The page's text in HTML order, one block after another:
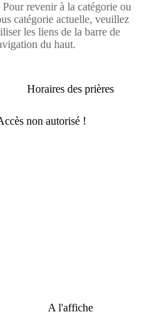
Pour revenir à la catégorie ou
catégorie actuelle, veuillez
les liens de la barre de
du haut.
Horaires des prières
A l'affiche